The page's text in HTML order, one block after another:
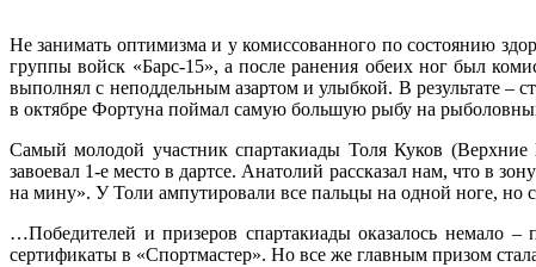
Не занимать оптимизма и у комиссованного по состоянию
группы войск «Барс-15», а после ранения обеих ног был
выполнял с неподдельным азартом и улыбкой. В результате –
в октябре Фортуна поймал самую большую рыбу на
Самый молодой участник спартакиады Толя Куков (Верхние
завоевал 1-е место в дартсе. Анатолий рассказал нам, что в
на мину». У Толи ампутировали все пальцы на одной ноге, но
…Победителей и призеров спартакиады оказалось немало
сертификаты в «Спортмастер». Но все же главным призом